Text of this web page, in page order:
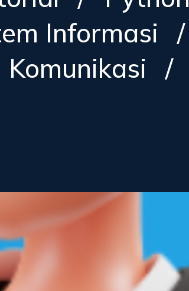
Informasi
/
Komunikasi /